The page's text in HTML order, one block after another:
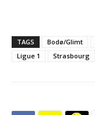
TAGS Bodø/Glimt
Ligue 1
Strasbourg